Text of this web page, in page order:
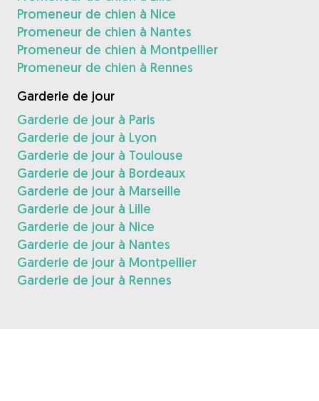
Promeneur de chien à Nice
Promeneur de chien à Nantes
Promeneur de chien à Montpellier
Promeneur de chien à Rennes
Garderie de jour
Garderie de jour à Paris
Garderie de jour à Lyon
Garderie de jour à Toulouse
Garderie de jour à Bordeaux
Garderie de jour à Marseille
Garderie de jour à Lille
Garderie de jour à Nice
Garderie de jour à Nantes
Garderie de jour à Montpellier
Garderie de jour à Rennes